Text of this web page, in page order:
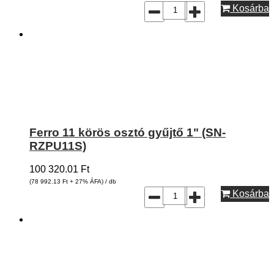
Kosárba
Ferro 11 körös osztó gyűjtő 1" (SN-
RZPU11S)
100 320.01 Ft
(78 992.13 Ft + 27% ÁFA) / db
Kosárba